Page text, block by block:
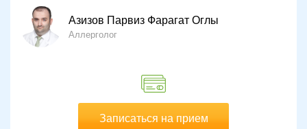
Азизов Парвиз Фарагат Оглы
Аллерголог
Записаться на прием